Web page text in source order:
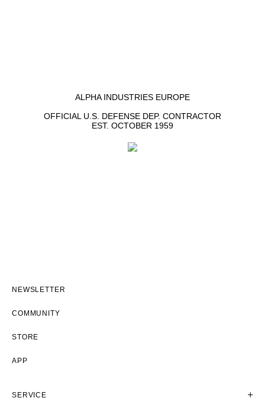
ALPHA INDUSTRIES EUROPE
OFFICIAL U.S. DEFENSE DEP. CONTRACTOR
EST. OCTOBER 1959
NEWSLETTER
COMMUNITY
STORE
APP
SERVICE